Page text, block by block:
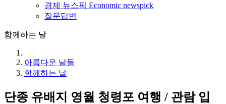
경제 뉴스픽 Economic newspick
질문답변
함께하는 날
아름다운 날들
함께하는 날
단종 유배지 영월 청령포 여행 / 관람 입